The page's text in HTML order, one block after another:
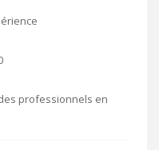
professionnels en